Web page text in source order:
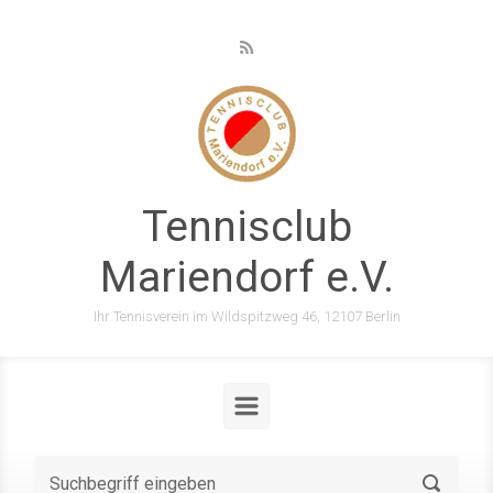
Tennisclub
Mariendorf e.V.
Ihr Tennisverein im Wildspitzweg 46, 12107 Berlin